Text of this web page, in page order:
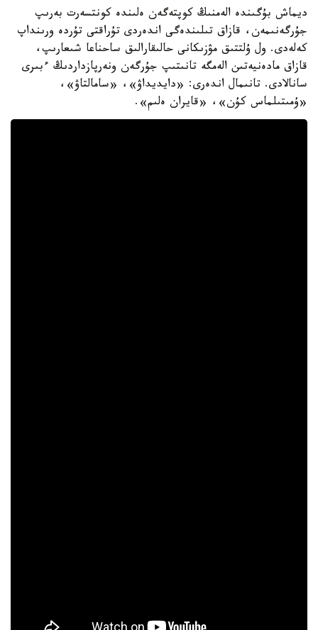
ديماش بۇگىندە الەمنىڭ كوپتەگەن ەلىندە كونتسەرت بەرىپ
جۇرگەنىمەن، قازاق تىلىندەگى اندەردى تۇراقتى تۇردە ورىنداپ
كەلەدى. ول ۇلتتىق مۋزىكانى حالىقارالىق ساحناعا شىعارىپ،
قازاق مادەنيەتىن الەمگە تانىتىپ جۇرگەن ونەرپازداردىڭ ءبىرى
سانالادى. تانىمال اندەرى: «دايديداۋ»، «سامالتاۋ»،
«ۇمىتىلماس كۇن»، «قايران ەلىم».